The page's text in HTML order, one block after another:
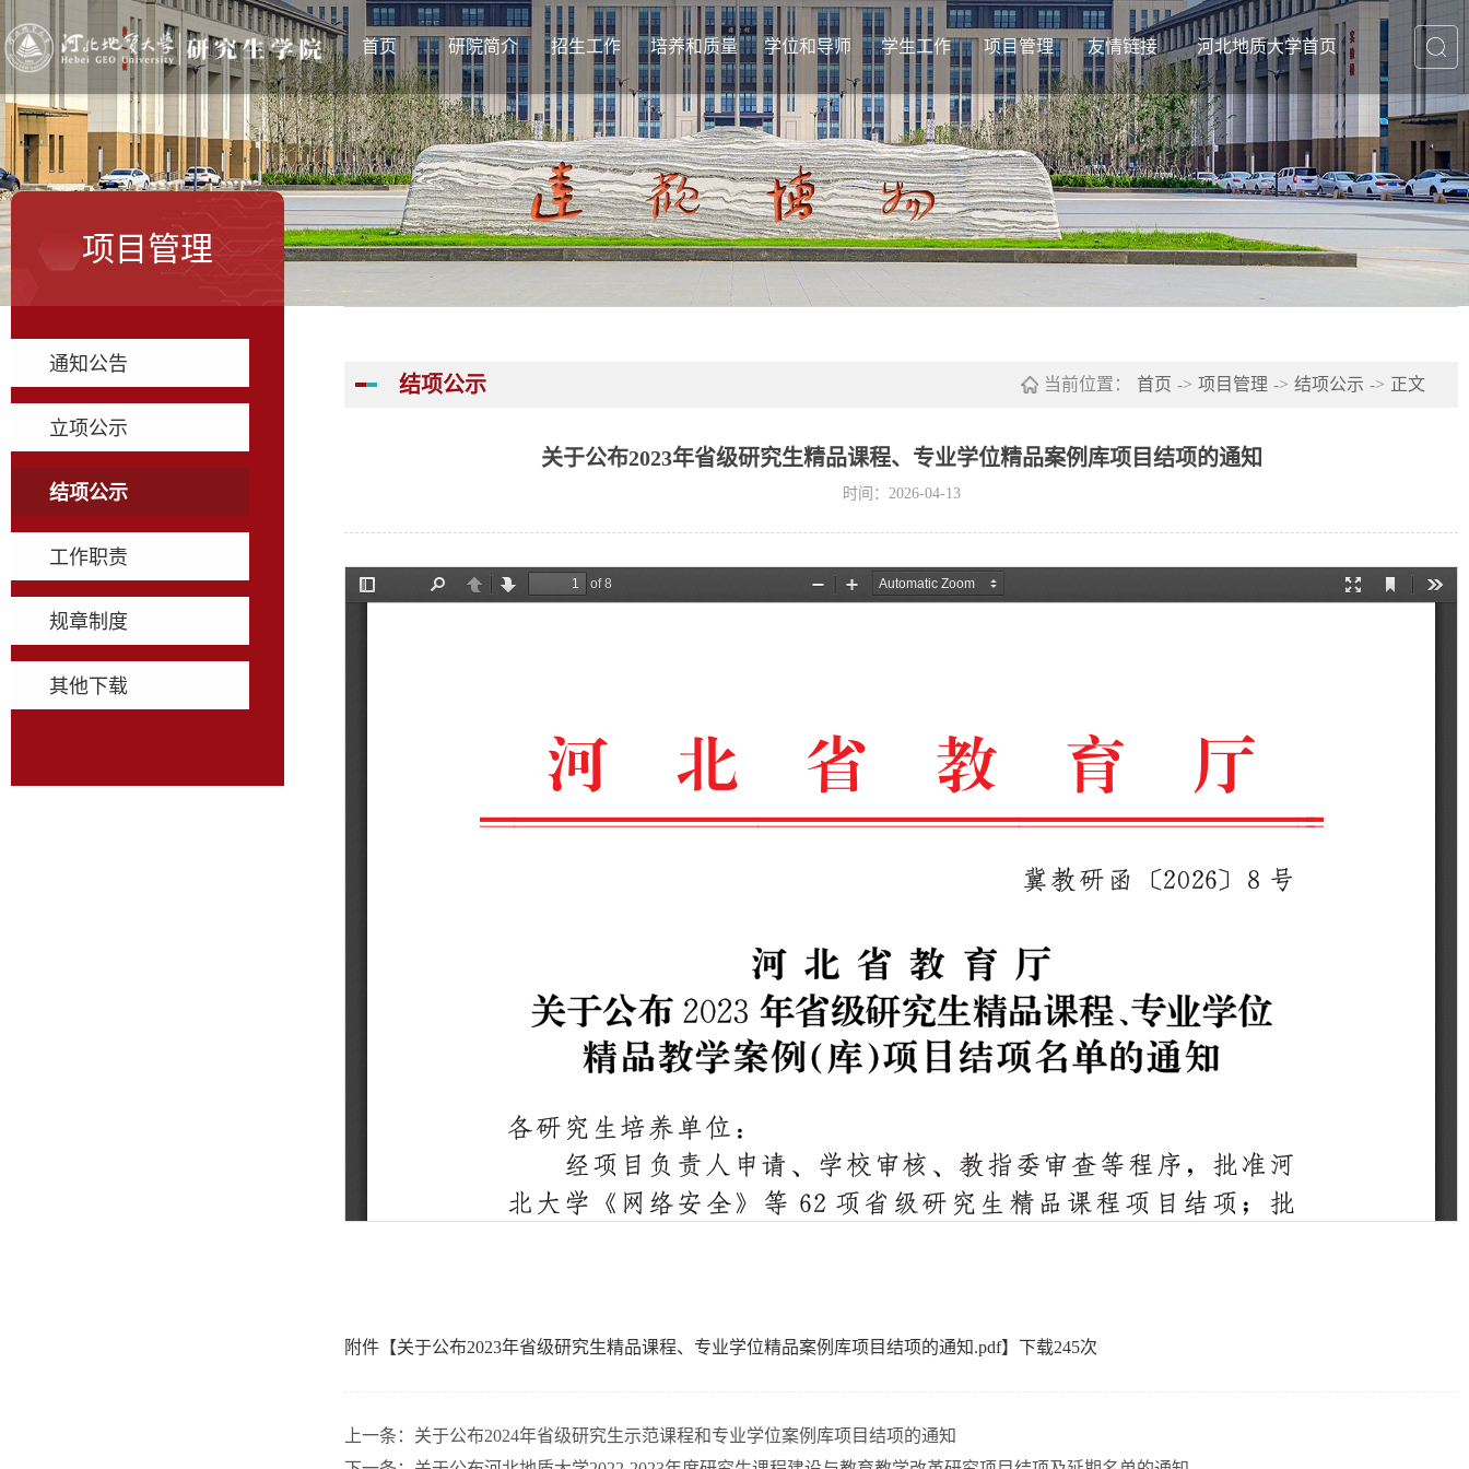
首页 研院简介
基本情况
机构设置
招生工作 培养和质量
教学管理
学位论文
学籍管理
培养流程
课程建设
学位和导师
学位授予
导师工作
学位点管理
学生工作
通知公告
日常管理
评奖评优
学生活动
项目管理
通知公告
立项公示
结项公示
工作职责
友情链接
友情链接1
友情链接2
友情链接3
友情链接4
河北地质大学首页
项目管理
通知公告
立项公示
结项公示
工作职责
规章制度
其他下载
结项公示 当前位置： 首页 -> 项目管理 -> 结项公示 -> 正文
关于公布2023年省级研究生精品课程、专业学位精品案例库项目结项的通知
时间：2026-04-13
附件【关于公布2023年省级研究生精品课程、专业学位精品案例库项目结项的通知.pdf】下载245次
上一条： 关于公布2024年省级研究生示范课程和专业学位案例库项目结项的通知